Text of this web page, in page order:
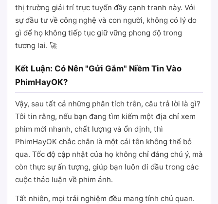
thị trường giải trí trực tuyến đầy cạnh tranh này. Với
sự đầu tư về công nghệ và con người, không có lý do
gì để họ không tiếp tục giữ vững phong độ trong
tương lai. 🚀
Kết Luận: Có Nên "Gửi Gắm" Niềm Tin Vào
PhimHayOK?
Vậy, sau tất cả những phân tích trên, câu trả lời là gì?
Tôi tin rằng, nếu bạn đang tìm kiếm một địa chỉ xem
phim mới nhanh, chất lượng và ổn định, thì
PhimHayOK chắc chắn là một cái tên không thể bỏ
qua. Tốc độ cập nhật của họ không chỉ đáng chú ý, mà
còn thực sự ấn tượng, giúp bạn luôn đi đầu trong các
cuộc thảo luận về phim ảnh.
Tất nhiên, mọi trải nghiệm đều mang tính chủ quan.